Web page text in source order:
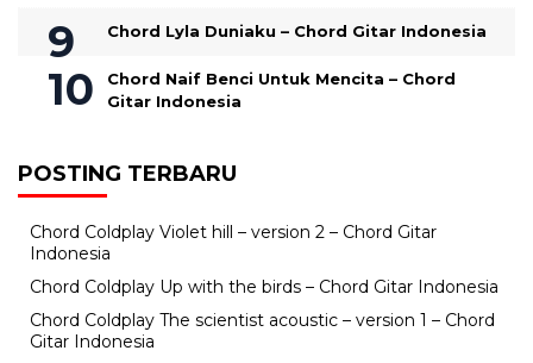
Chord Lyla Duniaku – Chord Gitar Indonesia
Chord Naif Benci Untuk Mencita – Chord
Gitar Indonesia
POSTING TERBARU
Chord Coldplay Violet hill – version 2 – Chord Gitar
Indonesia
Chord Coldplay Up with the birds – Chord Gitar Indonesia
Chord Coldplay The scientist acoustic – version 1 – Chord
Gitar Indonesia